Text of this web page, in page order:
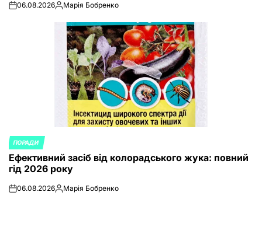
on06.08.2026Posted
Марія Бобренко
POSTED
IN
ПОРАДИ
Ефективний засіб від колорадського жука: повний
гід 2026 року
on06.08.2026Posted
Марія Бобренко